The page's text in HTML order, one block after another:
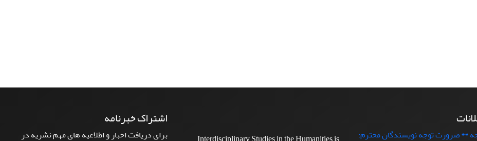
** ضرورت توجه نویسندگان محترم:
اشتراک خبرنامه
برای دریافت اخبار و اطلاعیه های مهم نشریه در